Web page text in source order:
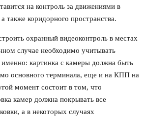
на контроль за движениями в
также коридорного пространства.
охранный видеоконтроль в местах
случае необходимо учитывать
именно: картинка с камеры должна быть
основного терминала, еще и на КПП на
момент состоит в том, что
камер должна покрывать все
а в некоторых случаях